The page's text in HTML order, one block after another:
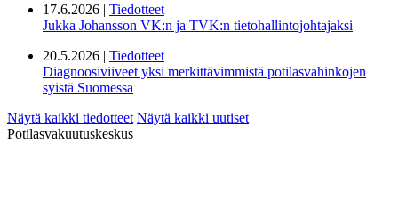
17.6.2026 | Tiedotteet
Jukka Johansson VK:n ja TVK:n tietohallintojohtajaksi
20.5.2026 | Tiedotteet
Diagnoosiviiveet yksi merkittävimmistä potilasvahinkojen
syistä Suomessa
Näytä kaikki tiedotteet Näytä kaikki uutiset
Potilasvakuutuskeskus